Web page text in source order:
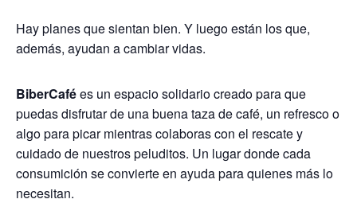
Hay planes que sientan bien. Y luego están los que,
además, ayudan a cambiar vidas.
BiberCafées un espacio solidario creado para que
puedas disfrutar de una buena taza de café, un refresco o
algo para picar mientras colaboras con el rescate y
cuidado de nuestros peluditos. Un lugar donde cada
consumición se convierte en ayuda para quienes más lo
necesitan.